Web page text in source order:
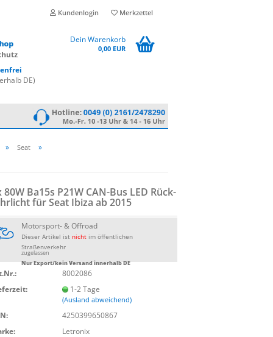
Kundenlogin Merkzettel
DE)
Dein Warenkorb
0,00 EUR
» Seat »
80W Ba15s P21W CAN-​Bus LED Rück­
für Seat Ibiza ab 2015
8002086
1-2 Tage
(Ausland abweichend)
4250399650867
Letronix
Motorsport- & Offroad
Dieser Artikel ist nicht im öffentlichen
Straßenverkehr
zugelassen
Nur Export/kein Versand innerhalb DE